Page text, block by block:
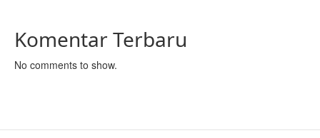
Komentar Terbaru
No comments to show.